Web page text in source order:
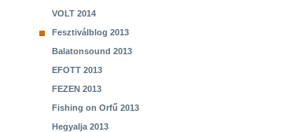
VOLT 2014
Fesztiválblog 2013
Balatonsound 2013
EFOTT 2013
FEZEN 2013
Fishing on Orfű 2013
Hegyalja 2013